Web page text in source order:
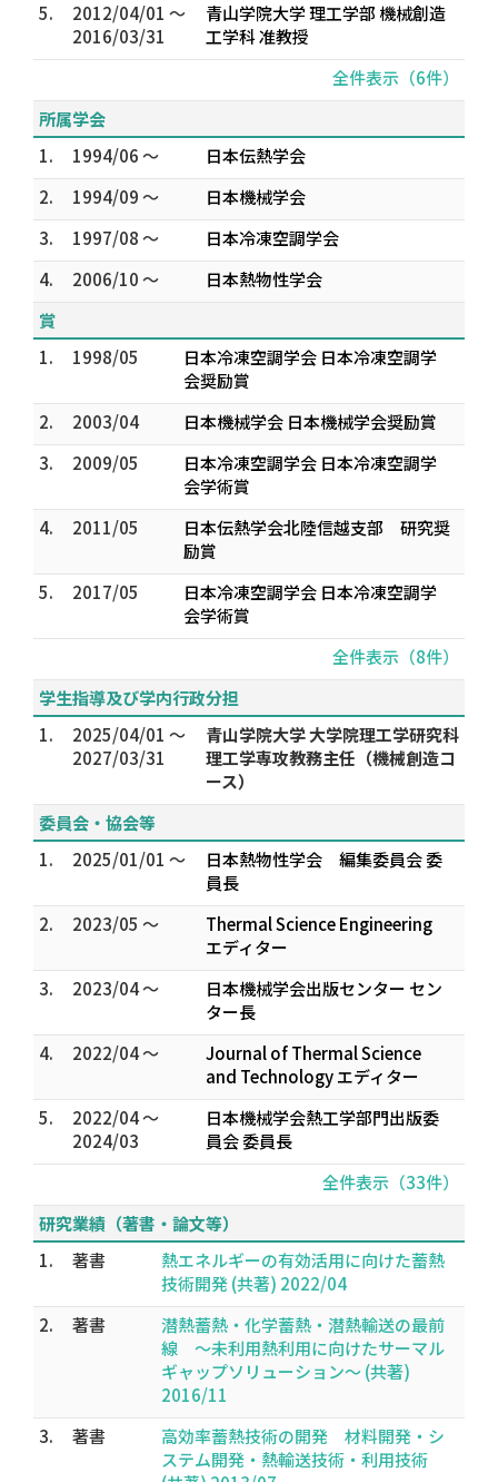
5.
2012/04/01 ～
2016/03/31
青山学院大学 理工学部 機械創造
工学科 准教授
全件表示（6件）
所属学会
1.
1994/06 ～
日本伝熱学会
2.
1994/09 ～
日本機械学会
3.
1997/08 ～
日本冷凍空調学会
4.
2006/10 ～
日本熱物性学会
賞
1.
1998/05
日本冷凍空調学会 日本冷凍空調学
会奨励賞
2.
2003/04
日本機械学会 日本機械学会奨励賞
3.
2009/05
日本冷凍空調学会 日本冷凍空調学
会学術賞
4.
2011/05
日本伝熱学会北陸信越支部 研究奨
励賞
5.
2017/05
日本冷凍空調学会 日本冷凍空調学
会学術賞
全件表示（8件）
学生指導及び学内行政分担
1.
2025/04/01 ～
2027/03/31
青山学院大学 大学院理工学研究科
理工学専攻教務主任（機械創造コ
ース）
委員会・協会等
1.
2025/01/01 ～
日本熱物性学会 編集委員会 委
員長
2.
2023/05 ～
Thermal Science Engineering
エディター
3.
2023/04 ～
日本機械学会出版センター セン
ター長
4.
2022/04 ～
Journal of Thermal Science
and Technology エディター
5.
2022/04 ～
2024/03
日本機械学会熱工学部門出版委
員会 委員長
全件表示（33件）
研究業績（著書・論文等）
1.
著書
熱エネルギーの有効活用に向けた蓄熱
技術開発 (共著) 2022/04
2.
著書
潜熱蓄熱・化学蓄熱・潜熱輸送の最前
線 ～未利用熱利用に向けたサーマル
ギャップソリューション～ (共著)
2016/11
3.
著書
高効率蓄熱技術の開発 材料開発・シ
ステム開発・熱輸送技術・利用技術